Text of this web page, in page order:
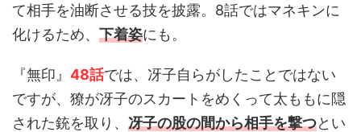
て相手を油断させる技を披露。8話ではマネキンに
化けるため、 下着姿にも。
『無印』 48話では、冴子自らがしたことではない
ですが、獠が冴子のスカートをめくって太ももに隠
された銃を取り、 冴子の股の間から相手を撃つとい